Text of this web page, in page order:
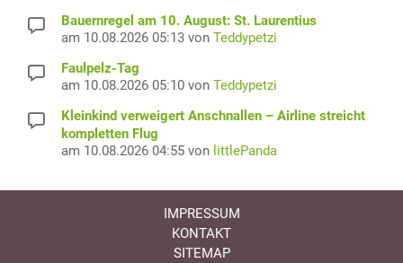
Bauernregel am 10. August: St. Laurentius
am 10.08.2026 05:13 von Teddypetzi
Faulpelz-Tag
am 10.08.2026 05:10 von Teddypetzi
Kleinkind verweigert Anschnallen – Airline streicht
kompletten Flug
am 10.08.2026 04:55 von littlePanda
IMPRESSUM
KONTAKT
SITEMAP